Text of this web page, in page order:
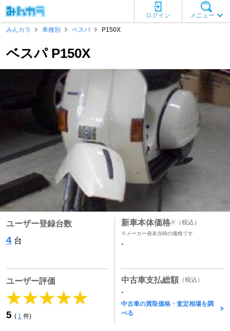
メニュー
ログイン
みんカラ
車種別 ベスパ P150X
ベスパ P150X
ユーザー登録台数
4 台
ユーザー評価
5 ( 1 件)
新車本体価格※ （税込）
※メーカー発表当時の価格です
-
中古車支払総額 （税込）
-
中古車の買取価格・査定相場を調
べる